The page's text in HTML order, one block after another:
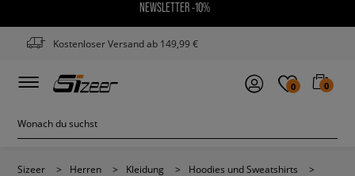
NEWSLETTER -10%
Kostenloser Versand ab 149,99 €
0 0
Sizeer > Herren > Kleidung > Hoodies und Sweatshirts
>